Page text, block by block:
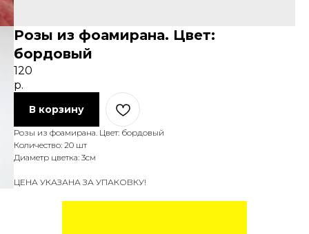
Розы из фоамирана. Цвет:
бордовый
120
р.
В корзину
Розы из фоамирана. Цвет: бордовый
Количество: 20 шт
Диаметр цветка: 3см
ЦЕНА УКАЗАНА ЗА УПАКОВКУ!